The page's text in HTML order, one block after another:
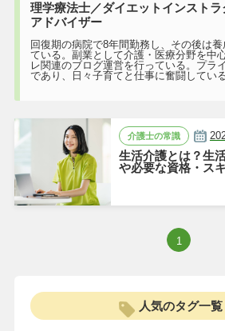
理学療法士／ダイエットインスト
アドバイザー
回復期の病院で8年間勤務し、その後は
ている。副業として介護・医療分野を中
レ関連のブログ運営を行っている。プラ
であり、日々子育てと仕事に奮闘している
介護士の常識
生活介護とは？生
や必要な資格・ス
1
人気のタグ一覧